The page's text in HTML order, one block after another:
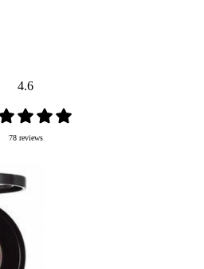
4.6
78 reviews